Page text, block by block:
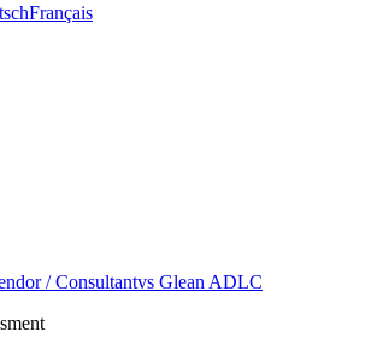
Français
/ Consultantvs Glean ADLC